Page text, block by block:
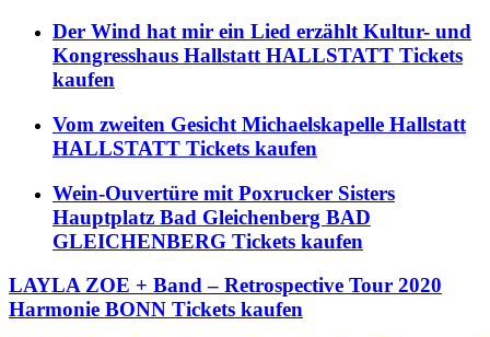
Der Wind hat mir ein Lied erzählt Kultur- und
Kongresshaus Hallstatt HALLSTATT Tickets
kaufen
Vom zweiten Gesicht Michaelskapelle Hallstatt
HALLSTATT Tickets kaufen
Wein-Ouvertüre mit Poxrucker Sisters
Hauptplatz Bad Gleichenberg BAD
GLEICHENBERG Tickets kaufen
LAYLA ZOE + Band – Retrospective Tour 2020
Harmonie BONN Tickets kaufen